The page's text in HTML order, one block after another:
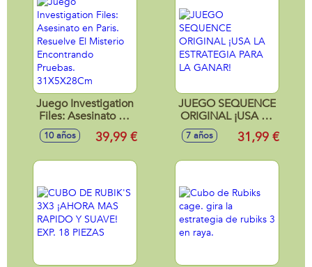
Juego Investigation
Files: Asesinato en
Paris. Resuelve El
Misterio
10 años 39,99 €
JUEGO SEQUENCE
ORIGINAL ¡USA LA
ESTRATEGIA PARA
LA GANAR!
7 años 31,99 €